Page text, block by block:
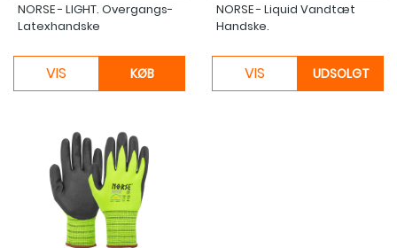
NORSE - LIGHT. Overgangs-
Latexhandske
VIS KØB
NORSE - Liquid Vandtæt
Handske.
VIS UDSOLGT